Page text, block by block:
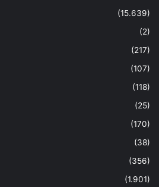
(15.639)
(2)
(217)
(107)
(118)
(25)
(170)
(38)
(356)
(1.901)